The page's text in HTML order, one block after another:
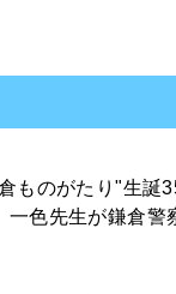
ものがたり"生誕
一色先生が鎌倉警